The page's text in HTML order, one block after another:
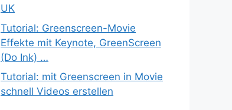
UK
Tutorial: Greenscreen-Movie
Effekte mit Keynote, GreenScreen
(Do Ink) …
Tutorial: mit Greenscreen in Movie
schnell Videos erstellen